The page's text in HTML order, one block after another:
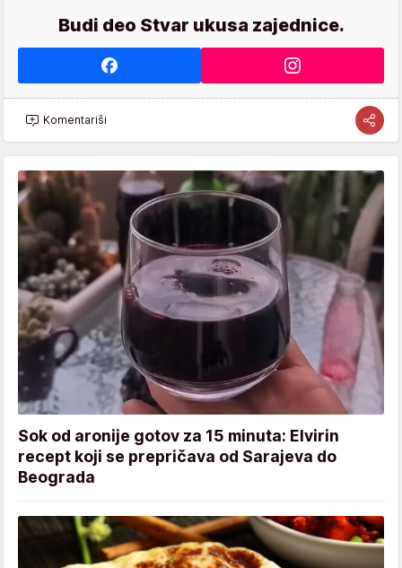
Budi deo Stvar ukusa zajednice.
Komentariši
Sok od aronije gotov za 15 minuta: Elvirin
recept koji se prepričava od Sarajeva do
Beograda